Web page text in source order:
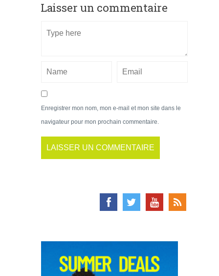
Laisser un commentaire
Enregistrer mon nom, mon e-mail et mon site dans le
navigateur pour mon prochain commentaire.